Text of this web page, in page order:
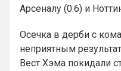
Арсеналу (0:6) и
Осечка в дерби с
неприятным
Вест Хэма покидали